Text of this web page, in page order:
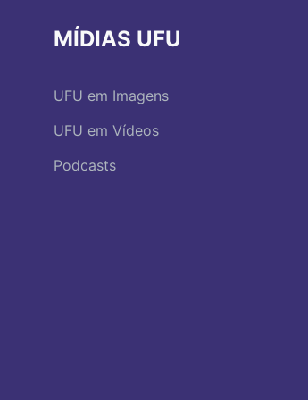
MÍDIAS UFU
UFU em Imagens
UFU em Vídeos
Podcasts